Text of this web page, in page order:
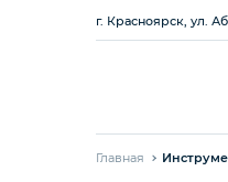
г. Красноярск, ул.
Главная